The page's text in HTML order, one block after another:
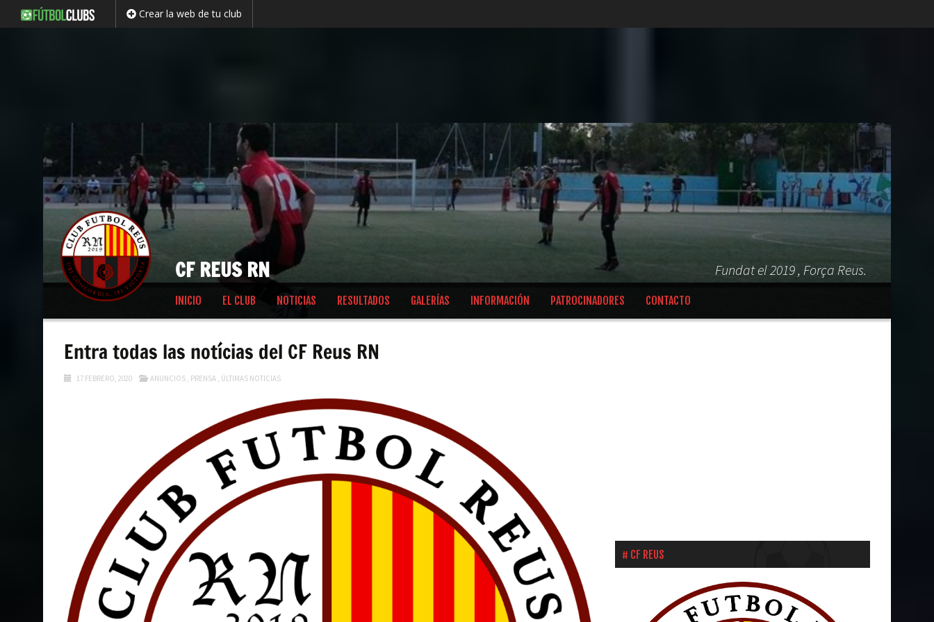
Crear la web de tu club
CF REUS RN Fundat el 2019 , Força Reus.
contenido
INICIO EL CLUB NOTICIAS RESULTADOS GALERÍAS INFORMACIÓN PATROCINADORES CONTACTO
Entra todas las notícias del CF Reus RN
17 FEBRERO, 2020 ANUNCIOS , PRENSA , ÚLTIMAS NOTICIAS
CF REUS